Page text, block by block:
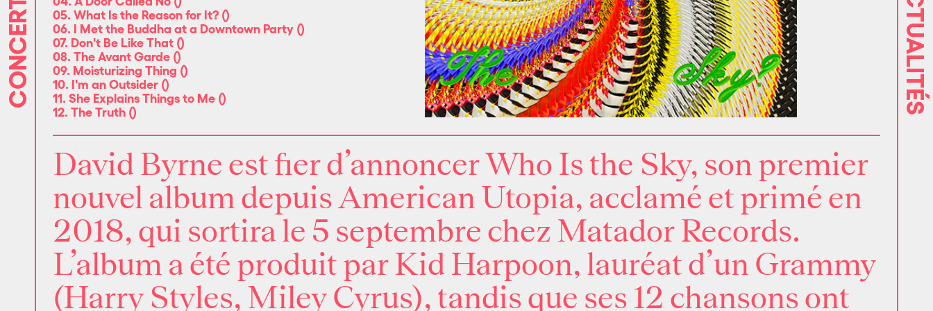
05. What Is the Reason for It? ()
06. I Met the Buddha at a Downtown Party ()
07. Don't Be Like That ()
08. The Avant Garde ()
09. Moisturizing Thing ()
10. I'm an Outsider ()
11. She Explains Things to Me ()
12. The Truth ()
David Byrne est fier d’annoncerWho Is the Sky, son premier
nouvel album depuis American Utopia, acclamé et primé en
2018, qui sortira le 5 septembre chez Matador Records.
L’album a été produit par Kid Harpoon, lauréat d’un Grammy
(Harry Styles, Miley Cyrus), tandis que ses 12 chansons ont
CONCERTS ACTUALITÉS